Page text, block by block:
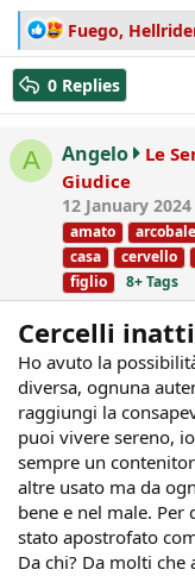
R
e
a
c
t
i
o
n
s
:
Fuego,
0 Replies
A Angelo
Le
Giudice
12 January 2024
amato
casa
cervello
figlio
8+ Tags
Cercelli
Ho avuto la
diversa, ognuna
raggiungi la
puoi vivere sereno,
sempre un
altre usato ma da
bene e nel male.
stato apostrofato
Da chi? Da molti che